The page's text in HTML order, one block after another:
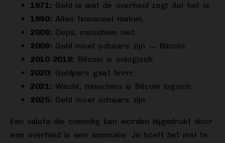
1971: Geld is wat de overheid zegt dat het is.
1990: Alles financieel maken.
2008: Oeps, misschien niet.
2009: Geld moet schaars zijn → Bitcoin.
2010-2019: Bitcoin is onlogisch.
2020: Geldpers gaat brrrr.
2021: Wacht, misschien is Bitcoin logisch.
2025: Geld moet schaars zijn.
Een valuta die oneindig kan worden bijgedrukt door
een overheid is een anomalie. Je hoeft het niet te